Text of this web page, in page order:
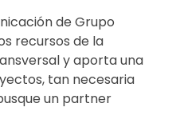
de Grupo
recursos de la
y aporta una
tan necesaria
un partner